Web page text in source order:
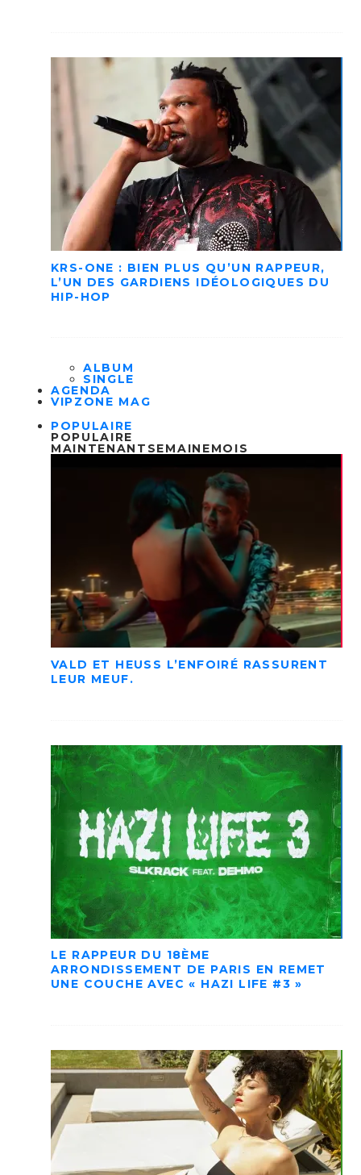
KRS-ONE : BIEN PLUS QU’UN RAPPEUR,
L’UN DES GARDIENS IDÉOLOGIQUES DU
HIP-HOP
ALBUM
SINGLE
AGENDA
VIPZONE MAG
POPULAIRE
POPULAIRE
MAINTENANT SEMAINEMOIS
VALD ET HEUSS L’ENFOIRÉ RASSURENT
LEUR MEUF.
LE RAPPEUR DU 18ÈME
ARRONDISSEMENT DE PARIS EN REMET
UNE COUCHE AVEC « HAZI LIFE #3 »